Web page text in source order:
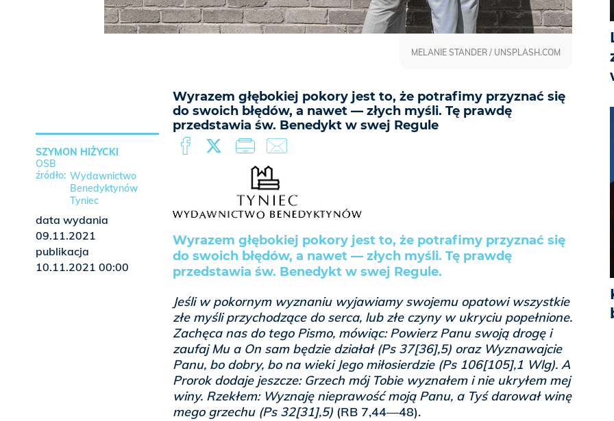
Wyrazem głębokiej pokory jest to, że potrafimy przyznać się
do swoich błędów, a nawet — złych myśli. Tę prawdę
przedstawia św. Benedykt w swej Regule
MELANIE STANDER / UNSPLASH.COM
Wyrazem głębokiej pokory jest to, że potrafimy przyznać się
do swoich błędów, a nawet — złych myśli. Tę prawdę
przedstawia św. Benedykt w swej Regule.
Jeśli w pokornym wyznaniu wyjawiamy swojemu opatowi wszystkie
złe myśli przychodzące do serca, lub złe czyny w ukryciu popełnione.
Zachęca nas do tego Pismo, mówiąc: Powierz Panu swoją drogę i
zaufaj Mu a On sam będzie działał (Ps 37[36],5) oraz Wyznawajcie
Panu, bo dobry, bo na wieki Jego miłosierdzie (Ps 106[105],1 Wlg). A
Prorok dodaje jeszcze: Grzech mój Tobie wyznałem i nie ukryłem mej
winy. Rzekłem: Wyznaję nieprawość moją Panu, a Tyś darował winę
mego grzechu (Ps 32[31],5) (RB 7,44—48).
SZYMON HIŻYCKI
OSB
Wydawnictwo
Benedyktynów
Tyniec
data wydania
09.11.2021
publikacja
10.11.2021 00:00